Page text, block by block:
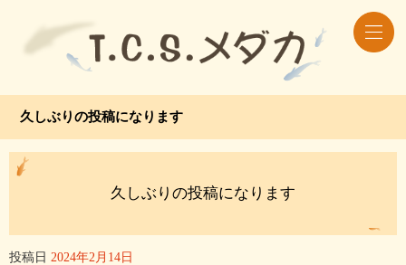
久しぶりの投稿になります
久しぶりの投稿になります
投稿日 2024年2月14日